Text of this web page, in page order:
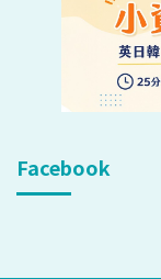
Facebook